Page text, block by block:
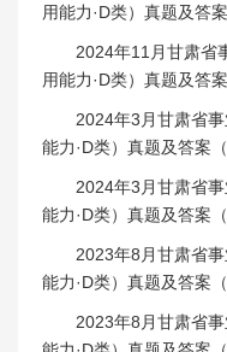
用能力·D类）真题及答案
2024年11月甘肃省
用能力·D类）真题及答案
2024年3月甘肃省
能力·D类）真题及答案（
2024年3月甘肃省
能力·D类）真题及答案（
2023年8月甘肃省
能力·D类）真题及答案（
2023年8月甘肃省